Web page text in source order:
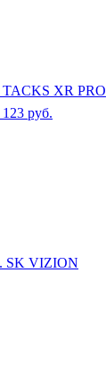
XR PRO
123 руб.
SK VIZION